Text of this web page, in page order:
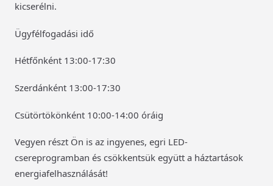
kicserélni.
Ügyfélfogadási idő
Hétfőnként 13:00-17:30
Szerdánként 13:00-17:30
Csütörtökönként 10:00-14:00 óráig
Vegyen részt Ön is az ingyenes, egri LED-
csereprogramban és csökkentsük együtt a háztartások
energiafelhasználását!